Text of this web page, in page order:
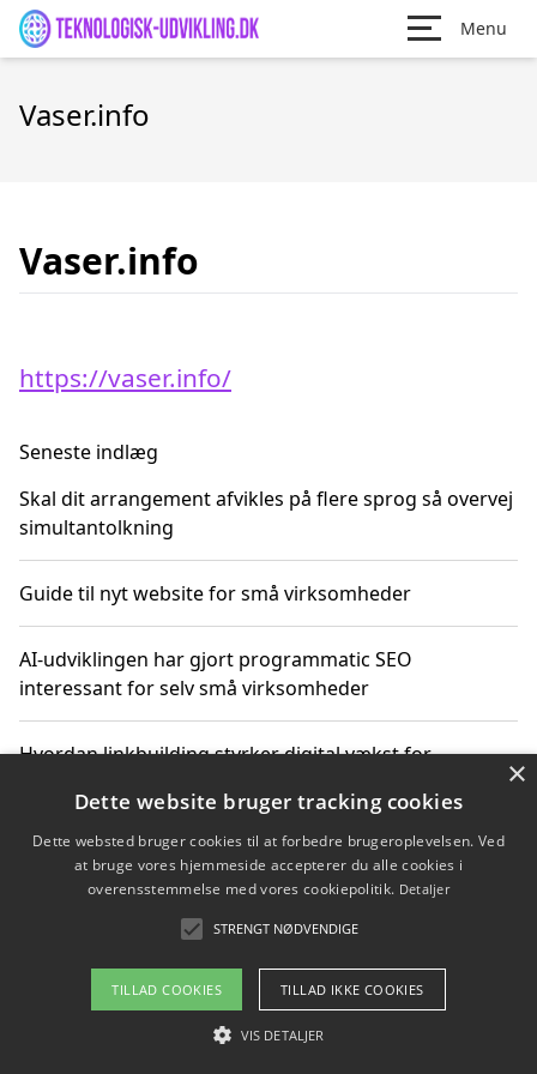
Menu
Vaser.info
Vaser.info
https://vaser.info/
Seneste indlæg
Skal dit arrangement afvikles på flere sprog så overvej
simultantolkning
Guide til nyt website for små virksomheder
AI-udviklingen har gjort programmatic SEO
interessant for selv små virksomheder
Hvordan linkbuilding styrker digital vækst for
Sådan har udviklingen inden for genbrug af elektronik
ændret sig
Copyright 2026 - Pilanto Aps
Om / kontakt
×
Dette website bruger tracking cookies
Dette websted bruger cookies til at forbedre brugeroplevelsen. Ved
at bruge vores hjemmeside accepterer du alle cookies i
overensstemmelse med vores cookiepolitik. Detaljer
STRENGT NØDVENDIGE
TILLAD COOKIES TILLAD IKKE COOKIES
VIS DETALJER